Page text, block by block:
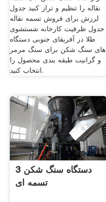
نقاله را تنظیم و تراز کنید جدول
لرزش برای فروش تسمه نقاله
جدول ظرفیت کارخانه شستشوی
طلا در آفریقای جنوبی دستگاه
های سنگ شکن برای سنگ مرمر
و گرانیت طبقه بندی محصول را
انتخاب کنید.
دستگاه سنگ شکن 3
تسمه ای